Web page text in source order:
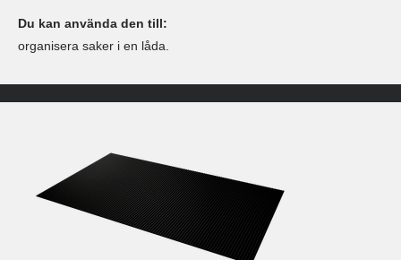
Du kan använda den till:
organisera saker i en låda.